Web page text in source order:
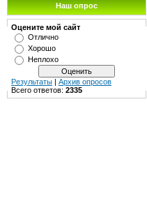
Наш опрос
Оцените мой сайт
Отлично
Хорошо
Неплохо
Результаты | Архив опросов
Всего ответов: 2335